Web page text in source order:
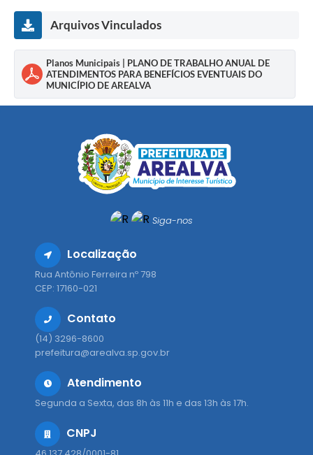
Arquivos Vinculados
Planos Municipais | PLANO DE TRABALHO ANUAL DE
ATENDIMENTOS PARA BENEFÍCIOS EVENTUAIS DO
MUNICÍPIO DE AREALVA
Siga-nos
Localização
Rua Antônio Ferreira nº 798
CEP: 17160-021
Contato
(14) 3296-8600
prefeitura@arealva.sp.gov.br
Atendimento
Segunda a Sexta, das 8h às 11h e das 13h às 17h.
CNPJ